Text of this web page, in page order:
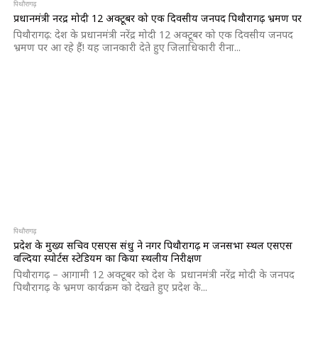
पिथौरागढ़
प्रधानमंत्री नरेंद्र मोदी 12 अक्टूबर को एक दिवसीय जनपद पिथौरागढ़ भ्रमण पर
पिथौरागढ़: देश के प्रधानमंत्री नरेंद्र मोदी 12 अक्टूबर को एक दिवसीय जनपद
भ्रमण पर आ रहे हैं! यह जानकारी देते हुए जिलाधिकारी रीना...
पिथौरागढ़
प्रदेश के मुख्य सचिव एसएस संधु ने नगर पिथौरागढ़ में जनसभा स्थल एसएस
वल्दिया स्पोर्टस स्टेडियम का किया स्थलीय निरीक्षण
पिथौरागढ़ – आगामी 12 अक्टूबर को देश के प्रधानमंत्री नरेंद्र मोदी के जनपद
पिथौरागढ़ के भ्रमण कार्यक्रम को देखते हुए प्रदेश के...